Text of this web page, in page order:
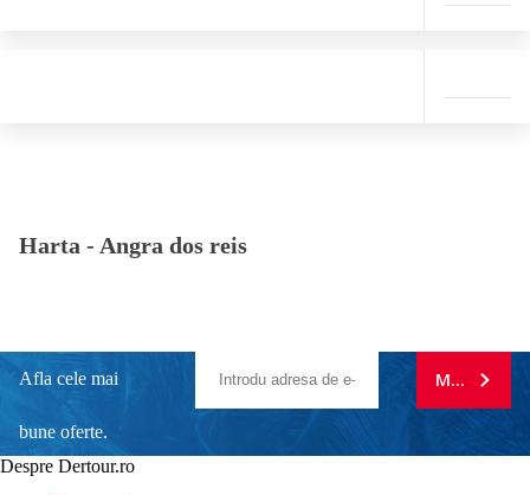
Harta - Angra dos reis
Afla cele mai
bune oferte.
MA
Despre Dertour.ro